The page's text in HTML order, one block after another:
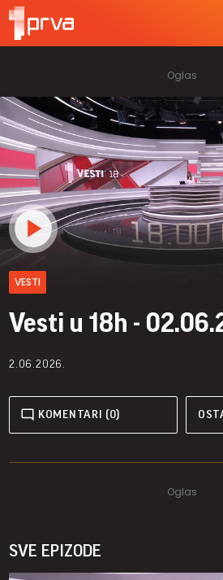
VESTI
Vesti u 18h -
2.06.2026.
KOMENTARI (0)
SVE EPIZODE